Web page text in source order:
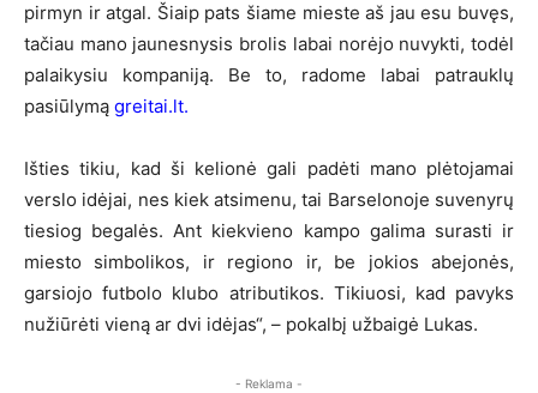
pirmyn ir atgal. Šiaip pats šiame mieste aš jau esu buvęs,
tačiau mano jaunesnysis brolis labai norėjo nuvykti, todėl
palaikysiu kompaniją. Be to, radome labai patrauklų
pasiūlymą greitai.lt.
Išties tikiu, kad ši kelionė gali padėti mano plėtojamai
verslo idėjai, nes kiek atsimenu, tai Barselonoje suvenyrų
tiesiog begalės. Ant kiekvieno kampo galima surasti ir
miesto simbolikos, ir regiono ir, be jokios abejonės,
garsiojo futbolo klubo atributikos. Tikiuosi, kad pavyks
nužiūrėti vieną ar dvi idėjas“, – pokalbį užbaigė Lukas.
- Reklama -